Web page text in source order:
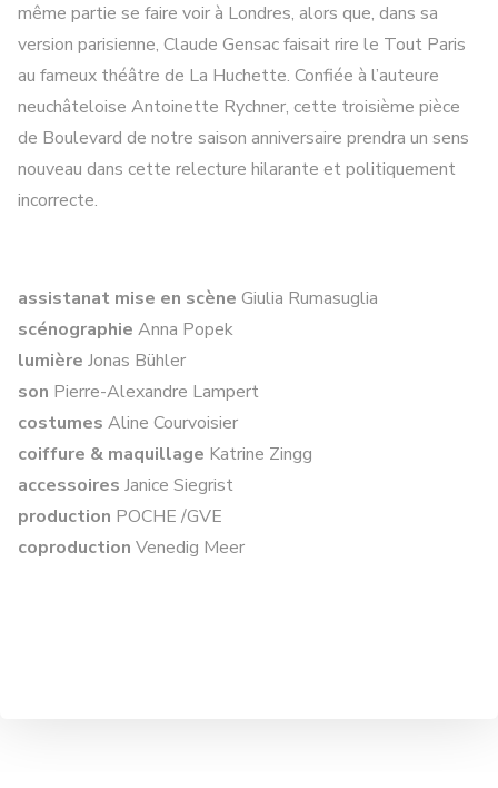
même partie se faire voir à Londres, alors que, dans sa
version parisienne, Claude Gensac faisait rire le Tout Paris
au fameux théâtre de La Huchette. Confiée à l’auteure
neuchâteloise Antoinette Rychner, cette troisième pièce
de Boulevard de notre saison anniversaire prendra un sens
nouveau dans cette relecture hilarante et politiquement
incorrecte.
assistanat mise en scène Giulia Rumasuglia
scénographie Anna Popek
lumière Jonas Bühler
son Pierre-Alexandre Lampert
costumes Aline Courvoisier
coiffure & maquillage Katrine Zingg
accessoires Janice Siegrist
production POCHE /GVE
coproduction Venedig Meer